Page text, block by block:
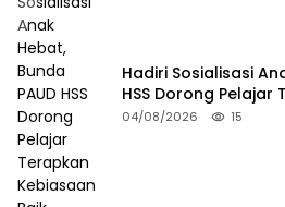
Hadiri Sosialisasi
HSS Dorong
Baik
04/08/2026 15